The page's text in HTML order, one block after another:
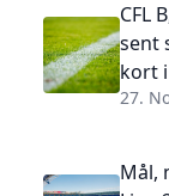
CFL
sent
kort
27.
Mål,